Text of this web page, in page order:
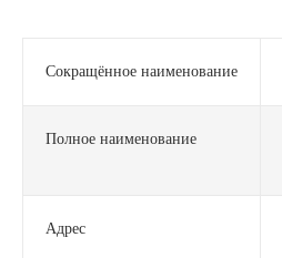
Сокращённое наименование
Полное наименование
Адрес